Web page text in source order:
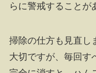
らに警戒することが
掃除の仕方も見直し
大切ですが、毎回す